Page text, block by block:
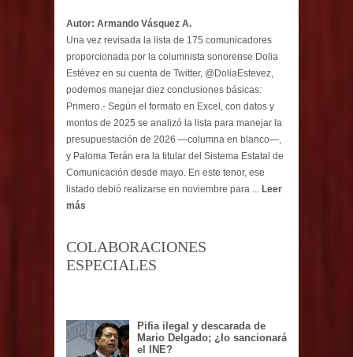
Autor: Armando Vásquez A.
Una vez revisada la lista de 175 comunicadores
proporcionada por la columnista sonorense Dolia
Estévez en su cuenta de Twitter, @DoliaEstevez,
podemos manejar diez conclusiones básicas:
Primero.- Según el formato en Excel, con datos y
montos de 2025 se analizó la lista para manejar la
presupuestación de 2026 —columna en blanco—,
y Paloma Terán era la titular del Sistema Estatal de
Comunicación desde mayo. En este tenor, ese
listado debió realizarse en noviembre para ... Leer
más
COLABORACIONES
ESPECIALES
Pifia ilegal y descarada de
Mario Delgado; ¿lo sancionará
el INE?